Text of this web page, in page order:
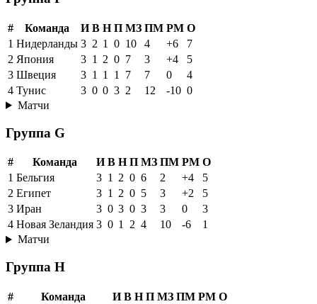
# Команда И В Н П МЗ ПМ РМ О
1 Нидерланды 3 2 1 0 10 4 +6
7
2 Япония 3 1 2 0 7 3 +4
5
3 Швеция 3 1 1 1 7 7 0
4
4 Тунис 3 0 0 3 2 12 -10 0
Матчи
Группа G
# Команда И В Н П МЗ ПМ РМ О
1 Бельгия 3 1 2 0 6 2 +4
5
2 Египет 3 1 2 0 5 3 +2
5
3 Иран 3 0 3 0 3 3 0
3
4 Новая Зеландия 3 0 1 2 4 10 -6
1
Матчи
Группа H
# Команда И В Н П МЗ ПМ РМ О